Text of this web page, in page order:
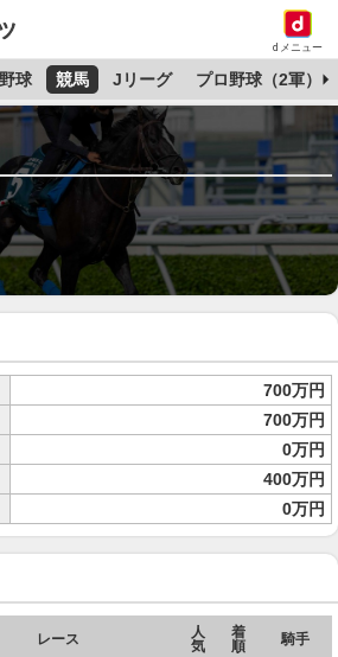
dメニュー
球 競馬 Jリーグ プロ野球（2軍）
700万円
700万円
0万円
400万円
0万円
レース
人
気
着
順
騎手